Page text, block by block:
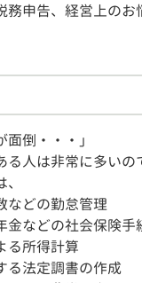
務申告、経営上の
面倒・・・」
る人は非常に多いの
などの勤怠管理
金などの社会保険手
る所得計算
る法定調書の作成